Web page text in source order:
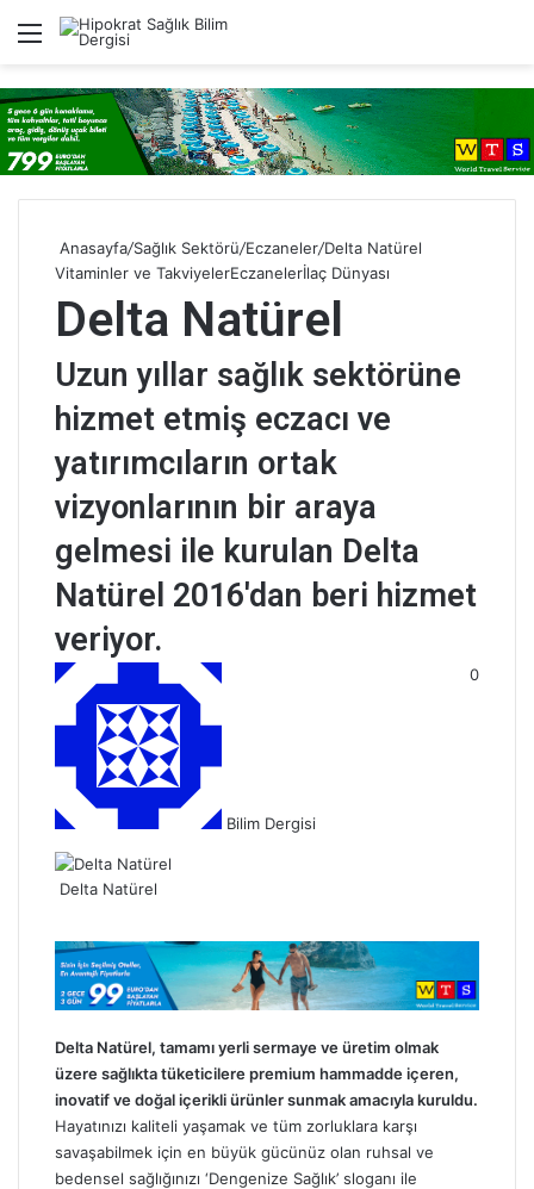
Menü
Anasayfa/Sağlık Sektörü/Eczaneler/Delta Natürel
Vitaminler ve TakviyelerEczanelerİlaç Dünyası
Delta Natürel
Uzun yıllar sağlık sektörüne
hizmet etmiş eczacı ve
yatırımcıların ortak
vizyonlarının bir araya
gelmesi ile kurulan Delta
Natürel 2016'dan beri hizmet
veriyor.
Bilim Dergisi
ö
n
d
r
m
e
k
0
Delta Natürel
Delta Natürel, tamamı yerli sermaye ve üretim olmak
üzere sağlıkta tüketicilere premium hammadde içeren,
inovatif ve doğal içerikli ürünler sunmak amacıyla kuruldu.
Hayatınızı kaliteli yaşamak ve tüm zorluklara karşı
savaşabilmek için en büyük gücünüz olan ruhsal ve
bedensel sağlığınızı ‘Dengenize Sağlık’ sloganı ile